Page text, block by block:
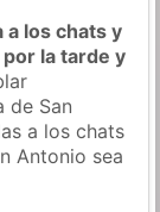
a los chats y
la tarde y
de San
a los chats
Antonio sea